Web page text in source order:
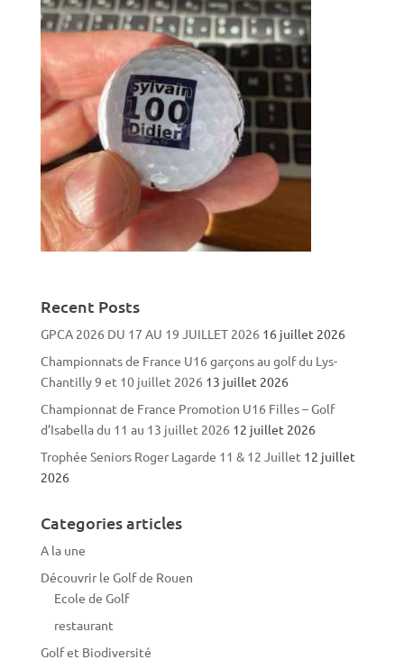
Recent Posts
GPCA 2026 DU 17 AU 19 JUILLET 2026 16 juillet 2026
Championnats de France U16 garçons au golf du Lys-
Chantilly 9 et 10 juillet 2026 13 juillet 2026
Championnat de France Promotion U16 Filles – Golf
d’Isabella du 11 au 13 juillet 2026 12 juillet 2026
Trophée Seniors Roger Lagarde 11 & 12 Juillet 12 juillet
2026
Categories articles
A la une
Découvrir le Golf de Rouen
Ecole de Golf
restaurant
Golf et Biodiversité